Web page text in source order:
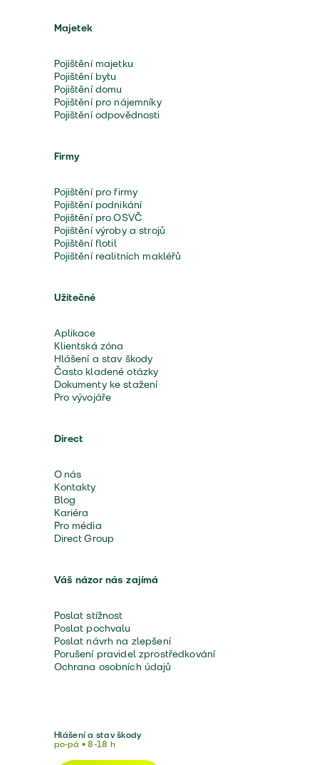
Majetek
Pojištění majetku
Pojištění bytu
Pojištění domu
Pojištění pro nájemníky
Pojištění odpovědnosti
Firmy
Pojištění pro firmy
Pojištění podnikání
Pojištění pro OSVČ
Pojištění výroby a strojů
Pojištění flotil
Pojištění realitních makléřů
Užitečné
Aplikace
Klientská zóna
Hlášení a stav škody
Často kladené otázky
Dokumenty ke stažení
Pro vývojáře
Direct
O nás
Kontakty
Blog
Kariéra
Pro média
Direct Group
Váš názor nás zajímá
Poslat stížnost
Poslat pochvalu
Poslat návrh na zlepšení
Porušení pravidel zprostředkování
Ochrana osobních údajů
Hlášení a stav škody
po-pá • 8-18 h